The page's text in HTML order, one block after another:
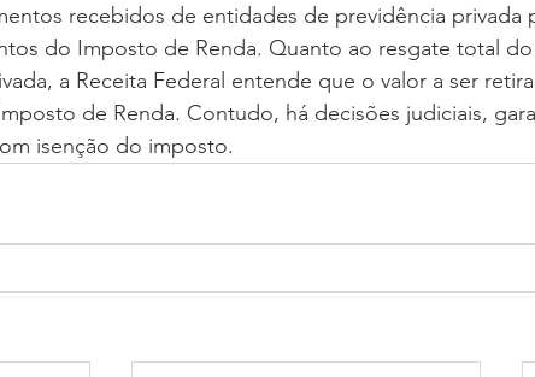
recebidos de entidades de previdência privada
do Imposto de Renda. Quanto ao resgate total
a Receita Federal entende que o valor a ser
de Renda. Contudo, há decisões judiciais,
isenção do imposto.